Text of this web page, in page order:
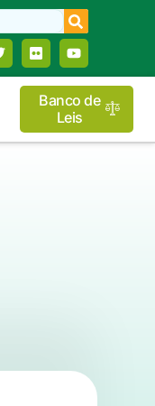
Banco de
Leis